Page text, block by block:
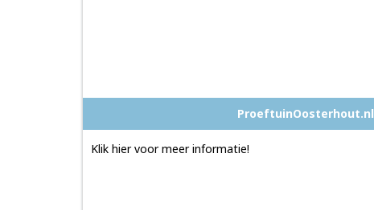
ProeftuinOosterhout.nl
Klik hier voor meer informatie!